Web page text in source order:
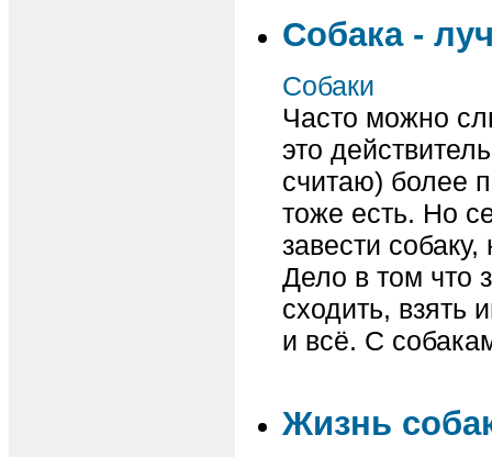
Собака -
Собаки
Часто можно
это
считаю) более
тоже есть. Но
завести
Дело в том что
сходить, взять
и всё. С
Жизнь